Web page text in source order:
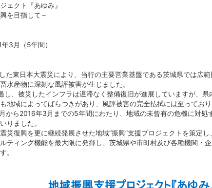
ェクト『あゆみ』
を目指して～
3月（5年間）
た東日本大震災により、当行の主要営業基盤である茨城県では広
水産物に深刻な風評被害が生じました。
し、被災したインフラは遅滞なく整備復旧が進展していますが、
地域によってばらつきがあり、風評被害の完全払拭には至っており
から2016年3月までの5年間にわたり、地域の未曾有の危機に対処
りました。
災復興を更に継続発展させた地域“振興”支援プロジェクトを策定
ティング機能を最大限に発揮し、茨城県や市町村及び各種機関・
。